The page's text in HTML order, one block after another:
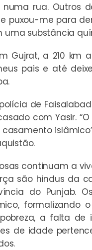
numa rua. Outros
puxou-me para
substância
Gujrat, a 210 km
pais e até
de
com Yasir.
continuam a
são hindus da
do Punjab.
formalizando
a falta
de idade